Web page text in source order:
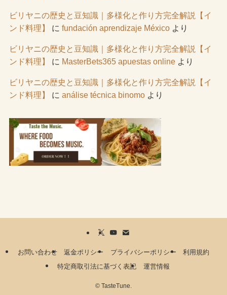
ビリヤニの歴史と豆知識｜多様化と作り方完全解説【イ
ンド料理】
に fundación aprendizaje Méxicoより
ビリヤニの歴史と豆知識｜多様化と作り方完全解説【イ
ンド料理】
に MasterBets365 apuestas onlineより
ビリヤニの歴史と豆知識｜多様化と作り方完全解説【イ
ンド料理】
に análise técnica binomoより
お問い合わせ 返金ポリシー プライバシーポリシー
利用規約
特定商取引法に基づく表記
運営情報
© TasteTune.